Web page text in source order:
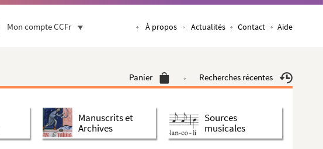
Mon compte CCFr À propos Actualités Contact Aide
Panier Recherches récentes
Manuscrits et
Archives
Sources
musicales